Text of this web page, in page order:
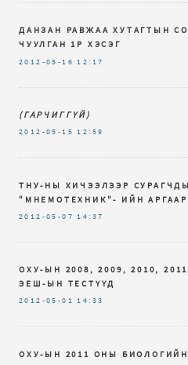
ДАНЗАН РАВЖАА ХУТАГТЫН
ЧУУЛГАН 1Р ХЭСЭГ
2012-05-16 12:17
(ГАРЧИГГҮЙ)
2012-05-15 12:59
ТНУ-НЫ ХИЧЭЭЛЭЭР
"МНЕМОТЕХНИК"- ИЙН
2012-05-07 14:37
ОХУ-ЫН 2008, 2009, 2010,
ЭЕШ-ЫН ТЕСТҮҮД
2012-05-01 14:33
ОХУ-ЫН 2011 ОНЫ